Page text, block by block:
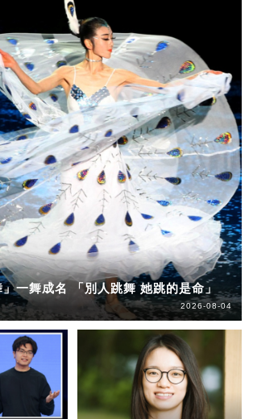
一舞成名 「別人跳舞 她跳的是命」
2026-08-04